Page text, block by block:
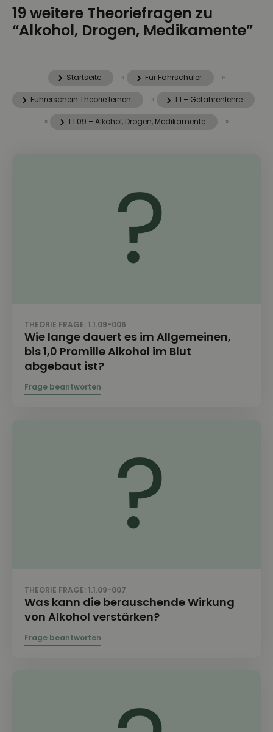
19 weitere Theoriefragen zu
“Alkohol, Drogen, Medikamente”
Startseite » Für Fahrschüler »
Führerschein Theorie lernen » 1.1 – Gefahrenlehre
» 1.1.09 – Alkohol, Drogen, Medikamente »
THEORIE FRAGE: 1.1.09-006
Wie lange dauert es im Allgemeinen,
bis 1,0 Promille Alkohol im Blut
abgebaut ist?
THEORIE FRAGE: 1.1.09-007
Was kann die berauschende Wirkung
von Alkohol verstärken?